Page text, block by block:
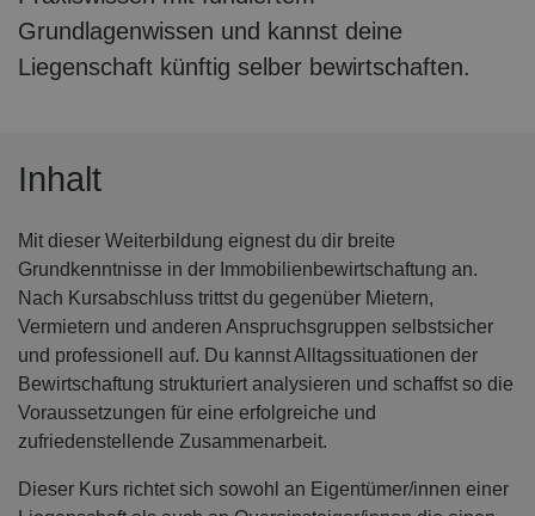
Grundlagenwissen und kannst deine
Liegenschaft künftig selber bewirtschaften.
Inhalt
Mit dieser Weiterbildung eignest du dir breite
Grundkenntnisse in der Immobilienbewirtschaftung an.
Nach Kursabschluss trittst du gegenüber Mietern,
Vermietern und anderen Anspruchsgruppen selbstsicher
und professionell auf. Du kannst Alltagssituationen der
Bewirtschaftung strukturiert analysieren und schaffst so die
Voraussetzungen für eine erfolgreiche und
zufriedenstellende Zusammenarbeit.
Dieser Kurs richtet sich sowohl an Eigentümer/innen einer